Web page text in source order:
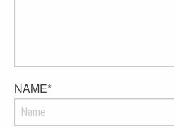
NAME*